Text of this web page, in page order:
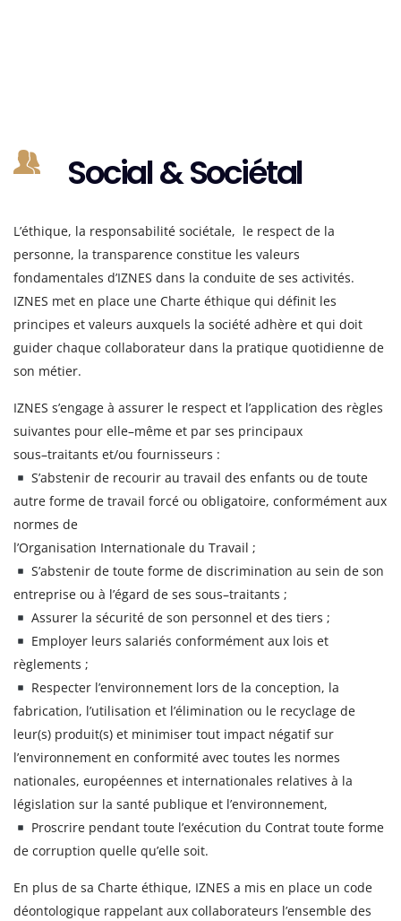
Social & Sociétal
L’éthique, la responsabilité sociétale, le respect de la
personne, la transparence constitue les valeurs
fondamentales d’IZNES dans la conduite de ses activités.
IZNES met en place une Charte éthique qui définit les
principes et valeurs auxquels la société adhère et qui doit
guider chaque collaborateur dans la pratique quotidienne de
son métier.
IZNES s’engage à assurer le respect et l’application des règles
suivantes pour elle–même et par ses principaux
sous–traitants et/ou fournisseurs :
S’abstenir de recourir au travail des enfants ou de toute
autre forme de travail forcé ou obligatoire, conformément aux
normes de
l’Organisation Internationale du Travail ;
S’abstenir de toute forme de discrimination au sein de son
entreprise ou à l’égard de ses sous–traitants ;
Assurer la sécurité de son personnel et des tiers ;
Employer leurs salariés conformément aux lois et
règlements ;
Respecter l’environnement lors de la conception, la
fabrication, l’utilisation et l’élimination ou le recyclage de
leur(s) produit(s) et minimiser tout impact négatif sur
l’environnement en conformité avec toutes les normes
nationales, européennes et internationales relatives à la
législation sur la santé publique et l’environnement,
Proscrire pendant toute l’exécution du Contrat toute forme
de corruption quelle qu’elle soit.
En plus de sa Charte éthique, IZNES a mis en place un code
déontologique rappelant aux collaborateurs l’ensemble des